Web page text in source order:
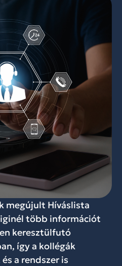
megújult Híváslista
több információt
keresztülfutó
így a kollégák
a rendszer is